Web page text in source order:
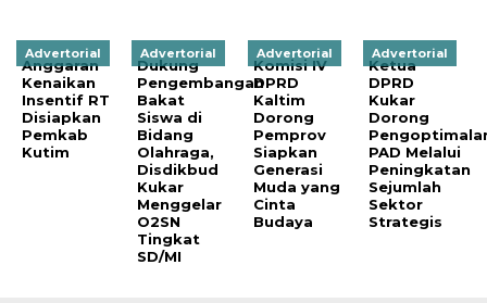
Advertorial
Anggaran
Kenaikan
Insentif RT
Disiapkan
Pemkab
Kutim
Advertorial
Dukung
Pengembangan
Bakat
Siswa di
Bidang
Olahraga,
Disdikbud
Kukar
Menggelar
O2SN
Tingkat
SD/MI
Advertorial
Komisi IV
DPRD
Kaltim
Dorong
Pemprov
Siapkan
Generasi
Muda yang
Cinta
Budaya
Advertorial
Ketua
DPRD
Kukar
Dorong
PAD Melalui
Peningkatan
Sejumlah
Sektor
Strategis